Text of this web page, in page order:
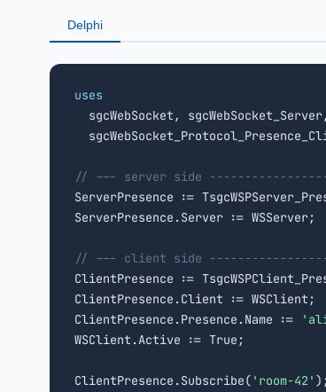
Delphi
uses
sgcWebSocket,
// --- server side
ServerPresence :=
ServerPresence.Server := WSServer;
// --- client side
ClientPresence :=
ClientPresence.Client := WSClient;
ClientPresence.Presence.Name :=
WSClient.Active := True;
ClientPresence.Subscribe( 'room-42'